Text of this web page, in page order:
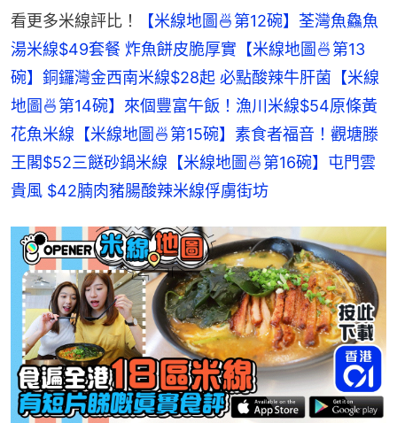
看更多米線評比！
【米線地圖🍜第12碗】荃灣魚鱻魚
湯米線$49套餐 炸魚餅皮脆厚實 【米線地圖🍜第13
碗】銅鑼灣金西南米線$28起 必點酸辣牛肝菌 【米線
地圖🍜第14碗】來個豐富午飯！漁川米線$54原條黃
花魚米線 【米線地圖🍜第15碗】素食者福音！觀塘滕
王閣$52三餸砂鍋米線 【米線地圖🍜第16碗】屯門雲
貴風 $42腩肉豬腸酸辣米線俘虜街坊